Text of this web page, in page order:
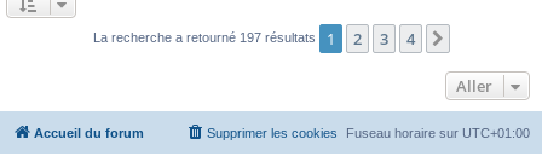
La recherche a retourné 197 résultats 1 2 3 4
Aller
Accueil du forum Fuseau horaire sur UTC+01:00
Supprimer les cookies